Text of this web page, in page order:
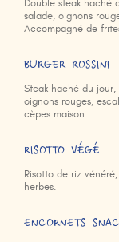
Double steak haché
salade, oignons
Accompagné de
BURGER ROSSINI
Steak haché du
oignons rouges,
cèpes maison.
RISOTTO VÉGÉ
Risotto de riz
herbes.
ENCORNETS